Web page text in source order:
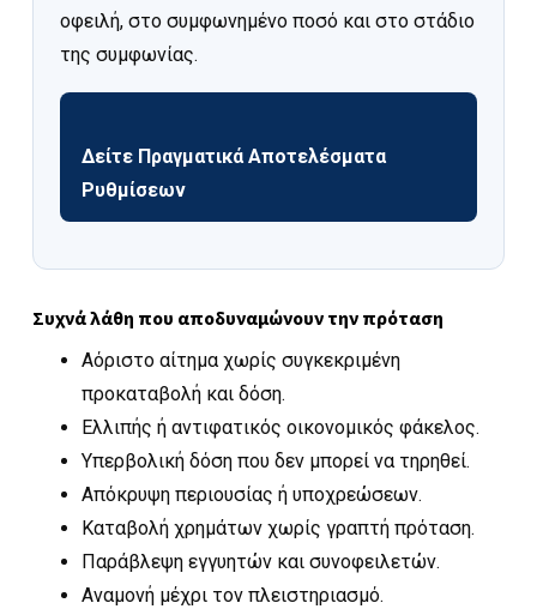
οφειλή, στο συμφωνημένο ποσό και στο στάδιο
της συμφωνίας.
Δείτε Πραγματικά Αποτελέσματα
Ρυθμίσεων
Συχνά λάθη που αποδυναμώνουν την πρόταση
Αόριστο αίτημα χωρίς συγκεκριμένη
προκαταβολή και δόση.
Ελλιπής ή αντιφατικός οικονομικός φάκελος.
Υπερβολική δόση που δεν μπορεί να τηρηθεί.
Απόκρυψη περιουσίας ή υποχρεώσεων.
Καταβολή χρημάτων χωρίς γραπτή πρόταση.
Παράβλεψη εγγυητών και συνοφειλετών.
Αναμονή μέχρι τον πλειστηριασμό.